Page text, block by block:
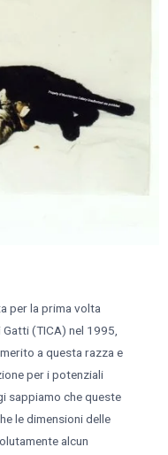
per la prima volta
(TICA) nel 1995,
a questa razza e
per i potenziali
sappiamo che queste
le dimensioni delle
alcun